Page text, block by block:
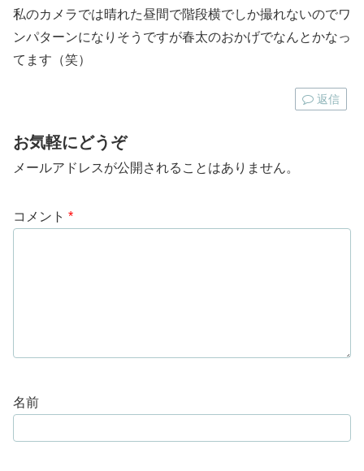
私のカメラでは晴れた昼間で階段横でしか撮れないのでワ
ンパターンになりそうですが春太のおかげでなんとかなっ
てます（笑）
返信
お気軽にどうぞ
メールアドレスが公開されることはありません。
コメント *
名前